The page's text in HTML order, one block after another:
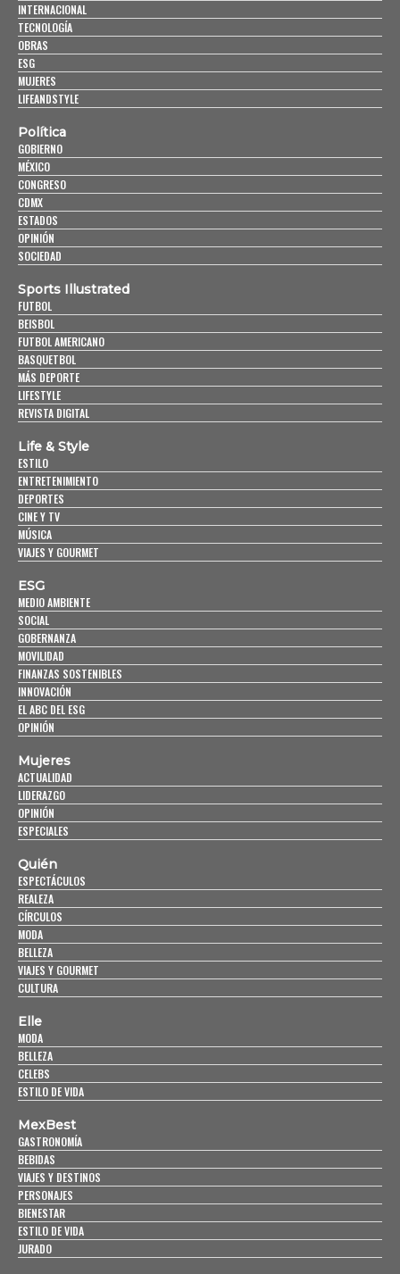
INTERNACIONAL
TECNOLOGÍA
OBRAS
ESG
MUJERES
LIFEANDSTYLE
Política
GOBIERNO
MÉXICO
CONGRESO
CDMX
ESTADOS
OPINIÓN
SOCIEDAD
Sports Illustrated
FUTBOL
BEISBOL
FUTBOL AMERICANO
BASQUETBOL
MÁS DEPORTE
LIFESTYLE
REVISTA DIGITAL
Life & Style
ESTILO
ENTRETENIMIENTO
DEPORTES
CINE Y TV
MÚSICA
VIAJES Y GOURMET
ESG
MEDIO AMBIENTE
SOCIAL
GOBERNANZA
MOVILIDAD
FINANZAS SOSTENIBLES
INNOVACIÓN
EL ABC DEL ESG
OPINIÓN
Mujeres
ACTUALIDAD
LIDERAZGO
OPINIÓN
ESPECIALES
Quién
ESPECTÁCULOS
REALEZA
CÍRCULOS
MODA
BELLEZA
VIAJES Y GOURMET
CULTURA
Elle
MODA
BELLEZA
CELEBS
ESTILO DE VIDA
MexBest
GASTRONOMÍA
BEBIDAS
VIAJES Y DESTINOS
PERSONAJES
BIENESTAR
ESTILO DE VIDA
JURADO